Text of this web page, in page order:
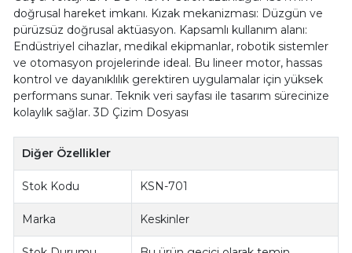
doğrusal hareket imkanı. Kızak mekanizması: Düzgün ve
pürüzsüz doğrusal aktüasyon. Kapsamlı kullanım alanı:
Endüstriyel cihazlar, medikal ekipmanlar, robotik sistemler
ve otomasyon projelerinde ideal. Bu lineer motor, hassas
kontrol ve dayanıklılık gerektiren uygulamalar için yüksek
performans sunar. Teknik veri sayfası ile tasarım sürecinize
kolaylık sağlar. 3D Çizim Dosyası
Diğer Özellikler
Stok Kodu KSN-701
Marka Keskinler